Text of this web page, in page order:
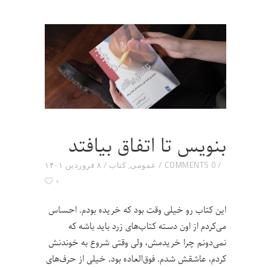
بنویس تا اتفاق بیافتد
۸ فروردین ۱۴۰۱ عمومی, کتاب 0 COMMENTS
۰
این کتاب رو خیلی وقت بود که خریده بودم. احساس
می‌کردم از اون دسته کتاب‌های زرد باید باشه که
نمی‌دونم چرا خریدمش، ولی وقتی شروع به خوندنش
کردم، عاشقش شدم. فوق‌العاده بود. خیلی از حرف‌های